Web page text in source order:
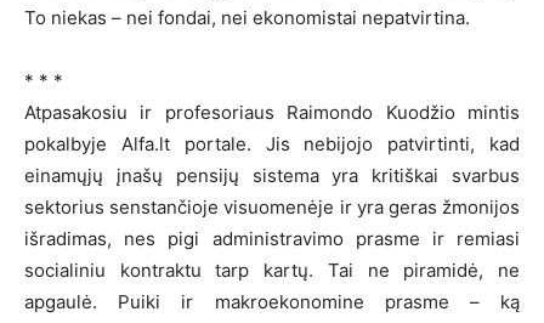
To niekas – nei fondai, nei ekonomistai nepatvirtina.
* * *
Atpasakosiu ir profesoriaus Raimondo Kuodžio mintis
pokalbyje Alfa.lt portale. Jis nebijojo patvirtinti, kad
einamųjų įnašų pensijų sistema yra kritiškai svarbus
sektorius senstančioje visuomenėje ir yra geras žmonijos
išradimas, nes pigi administravimo prasme ir remiasi
socialiniu kontraktu tarp kartų. Tai ne piramidė, ne
apgaulė. Puiki ir makroekonomine prasme – ką